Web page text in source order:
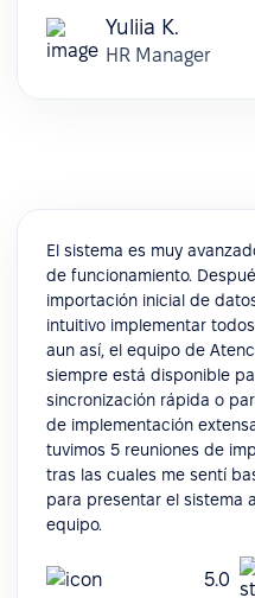
Yuliia K.
HR Manager
El sistema es muy
de funcionamiento.
importación inicial de
intuitivo implementar
aun así, el equipo de
siempre está disponible
sincronización rápida o
de implementación
tuvimos 5 reuniones de
tras las cuales me sentí
para presentar el sistema
equipo.
5.0